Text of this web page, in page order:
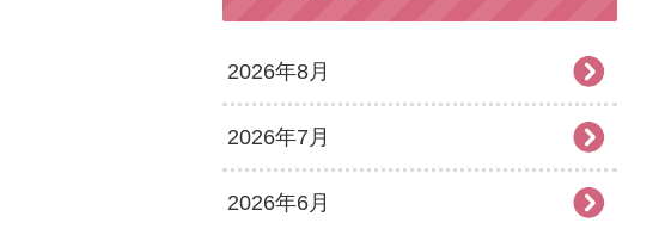
2026年8月
2026年7月
2026年6月